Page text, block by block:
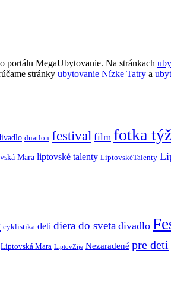
portálu MegaUbytovanie. Na stránkach
stránky ubytovanie Nízke Tatry a
duatlon festival film fotka
Mara liptovské talenty LiptovskéTalenty
cyklistika deti diera do sveta divadlo
Liptovská Mara LiptovZije Nezaradené pre deti